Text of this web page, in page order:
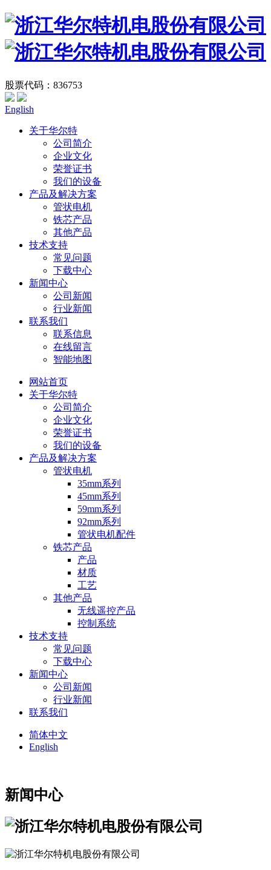
股票代码：836753
English
关于华尔特
公司简介
企业文化
荣誉证书
我们的设备
产品及解决方案
管状电机
铁芯产品
其他产品
技术支持
常见问题
下载中心
新闻中心
公司新闻
行业新闻
联系我们
联系信息
在线留言
智能地图
网站首页
关于华尔特
公司简介
企业文化
荣誉证书
我们的设备
产品及解决方案
管状电机
35mm系列
45mm系列
59mm系列
92mm系列
管状电机配件
铁芯产品
产品
材质
工艺
其他产品
无线遥控产品
控制系统
技术支持
常见问题
下载中心
新闻中心
公司新闻
行业新闻
联系我们
简体中文
English
新闻中心